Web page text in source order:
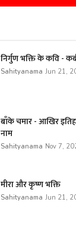
निर्गुण भक्ति के कवि -
Sahityanama Jun 21,
बाँके चमार - आखिर
नाम
Sahityanama Nov 7,
मीरा और कृष्ण भक्ति
Sahityanama Jun 21,